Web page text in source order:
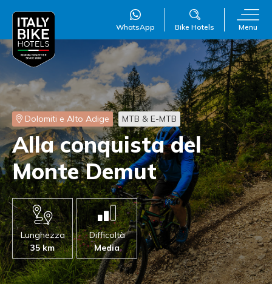
Menu
Bike Hotels
WhatsApp
Dolomiti e Alto Adige MTB & E-MTB
Alla conquista del
Monte Demut
Lunghezza
35 km
Difficoltà
Media
WillAI
●Online ×